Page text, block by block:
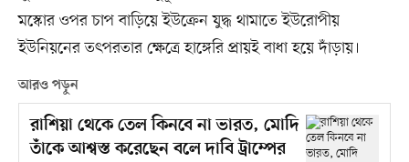
মস্কোর ওপর চাপ বাড়িয়ে ইউক্রেন যুদ্ধ থামাতে ইউরোপীয়
ইউনিয়নের তৎপরতার ক্ষেত্রে হাঙ্গেরি প্রায়ই বাধা হয়ে দাঁড়ায়।
আরও পড়ুন
রাশিয়া থেকে তেল কিনবে না ভারত, মোদি
তাঁকে আশ্বস্ত করেছেন বলে দাবি ট্রাম্পের